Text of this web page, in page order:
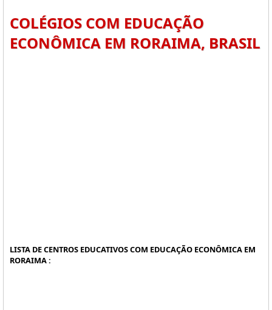
COLÉGIOS COM EDUCAÇÃO
ECONÔMICA EM RORAIMA, BRASIL
LISTA DE CENTROS EDUCATIVOS COM EDUCAÇÃO ECONÔMICA EM
RORAIMA :